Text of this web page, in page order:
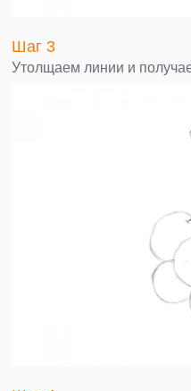
Шаг 3
Утолщаем линии и